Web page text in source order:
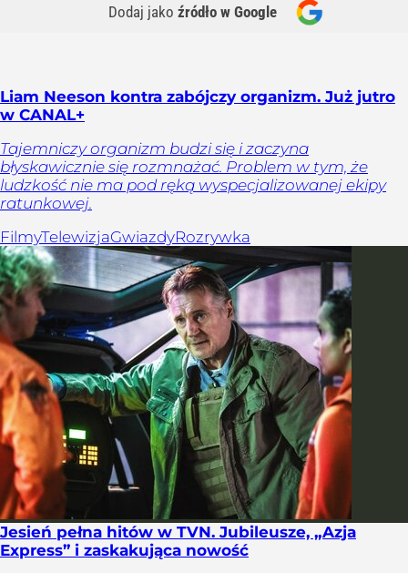
Dodaj jako źródło w Google
Liam Neeson kontra zabójczy organizm. Już jutro
w CANAL+
Tajemniczy organizm budzi się i zaczyna
błyskawicznie się rozmnażać. Problem w tym, że
ludzkość nie ma pod ręką wyspecjalizowanej ekipy
ratunkowej.
FilmyTelewizjaGwiazdyRozrywka
Jesień pełna hitów w TVN. Jubileusze, „Azja
Express” i zaskakująca nowość